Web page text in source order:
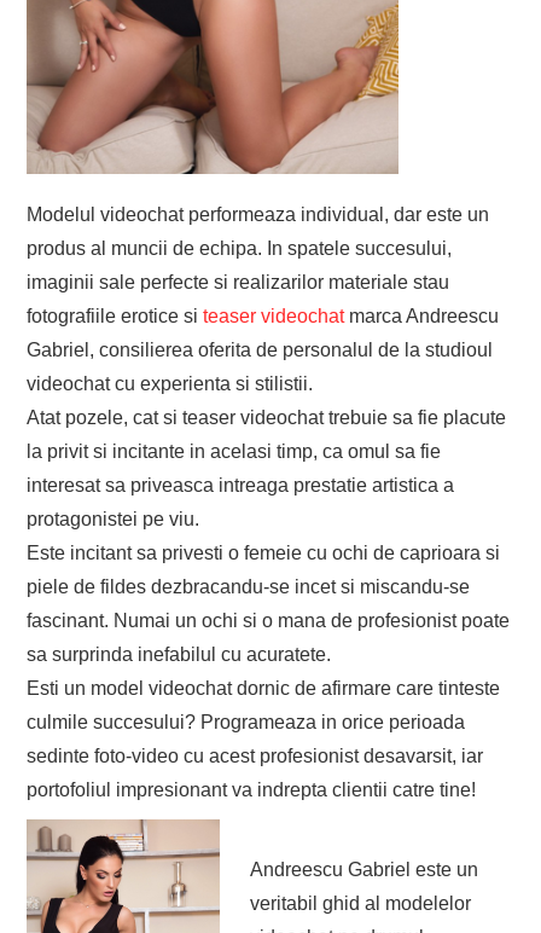
Modelul videochat performeaza individual, dar este un
produs al muncii de echipa. In spatele succesului,
imaginii sale perfecte si realizarilor materiale stau
fotografiile erotice siteaser videochatmarca Andreescu
Gabriel, consilierea oferita de personalul de la studioul
videochat cu experienta si stilistii.
Atat pozele, cat si teaser videochat trebuie sa fie placute
la privit si incitante in acelasi timp, ca omul sa fie
interesat sa priveasca intreaga prestatie artistica a
protagonistei pe viu.
Este incitant sa privesti o femeie cu ochi de caprioara si
piele de fildes dezbracandu-se incet si miscandu-se
fascinant. Numai un ochi si o mana de profesionist poate
sa surprinda inefabilul cu acuratete.
Esti un model videochat dornic de afirmare care tinteste
culmile succesului? Programeaza in orice perioada
sedinte foto-video cu acest profesionist desavarsit, iar
portofoliul impresionant va indrepta clientii catre tine!
Andreescu Gabriel este un
veritabil ghid al modelelor